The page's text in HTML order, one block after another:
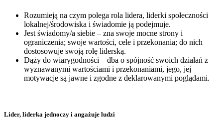
Rozumieją na czym polega rola lidera, liderki społeczności
lokalnej/środowiska i świadomie ją podejmuje.
Jest świadomy/a siebie – zna swoje mocne strony i
ograniczenia; swoje wartości, cele i przekonania; do nich
dostosowuje swoją rolę liderską.
Dąży do wiarygodności – dba o spójność swoich działań z
wyznawanymi wartościami i przekonaniami, jego, jej
motywacje są jawne i zgodne z deklarowanymi poglądami.
Lider, liderka jednoczy i angażuje ludzi